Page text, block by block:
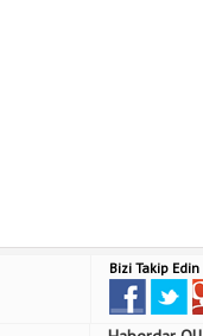
Bizi Takip Edin